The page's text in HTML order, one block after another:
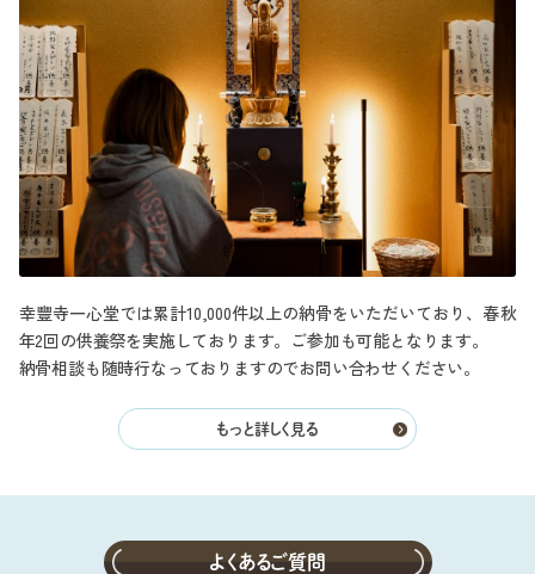
幸豐寺一心堂では累計10,000件以上の納骨をいただいており、春秋
年2回の供養祭を実施しております。ご参加も可能となります。
納骨相談も随時行なっておりますのでお問い合わせください。
もっと詳しく見る
よくあるご質問